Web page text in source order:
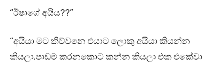
“ඊෂාගේ අයිය??”
“අයියා මට කිව්වනෙ එයාට ලොකු අයියා කියන්න
කියලා.පාඩම් කරනකොට කන්න කියලා එක එකේවා